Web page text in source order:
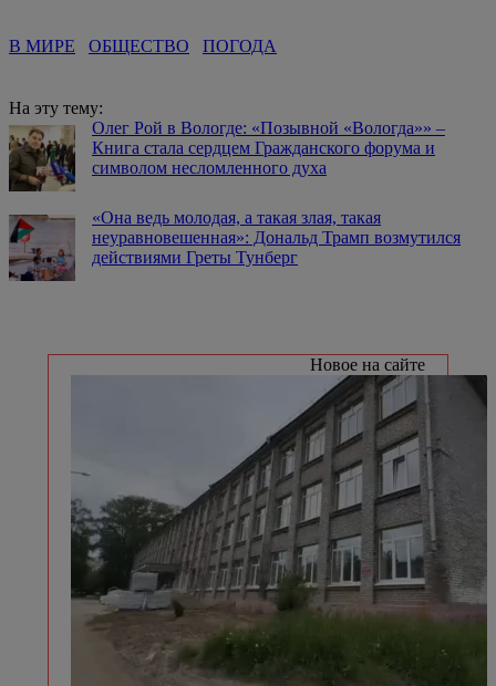
В МИРЕ ОБЩЕСТВО ПОГОДА
На эту тему:
Олег Рой в Вологде: «Позывной «Вологда»» –
Книга стала сердцем Гражданского форума и
символом несломленного духа
«Она ведь молодая, а такая злая, такая
неуравновешенная»: Дональд Трамп возмутился
действиями Греты Тунберг
Новое на сайте